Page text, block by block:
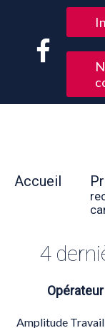
Accueil
4
Amplitude Travail